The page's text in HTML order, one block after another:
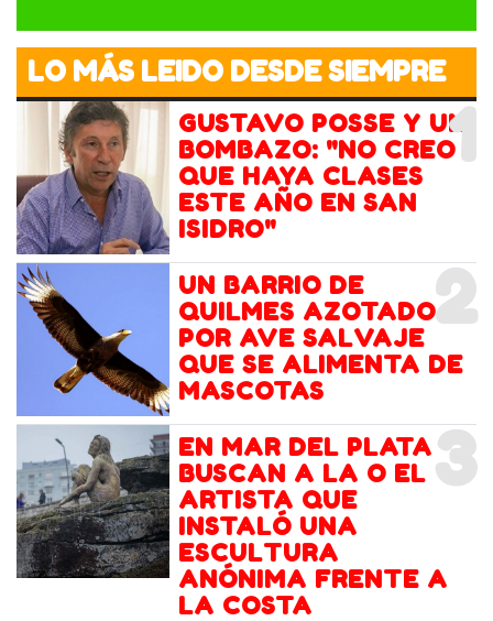
LO MÁS LEIDO DESDE SIEMPRE
1
GUSTAVO POSSE Y UN
BOMBAZO: "NO CREO
QUE HAYA CLASES
ESTE AÑO EN SAN
ISIDRO"
2
UN BARRIO DE
QUILMES AZOTADO
POR AVE SALVAJE
QUE SE ALIMENTA DE
MASCOTAS
3
EN MAR DEL PLATA
BUSCAN A LA O EL
ARTISTA QUE
INSTALÓ UNA
ESCULTURA
ANÓNIMA FRENTE A
LA COSTA